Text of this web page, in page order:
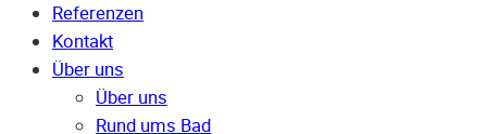
Referenzen
Kontakt
Über uns
Über uns
Rund ums Bad